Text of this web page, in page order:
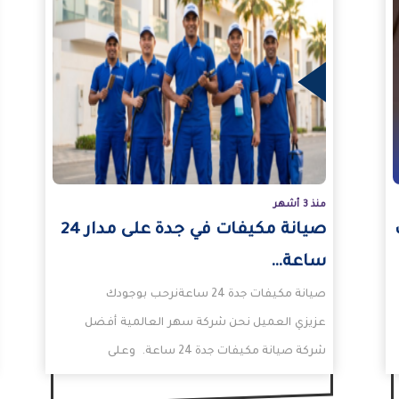
منذ 3 أشهر
صيانة مكيفات في جدة على مدار 24
ساعة…
صيانة مكيفات جدة 24 ساعةنرحب بوجودك
عزيزي العميل نحن شركة سهر العالمية أفضل
شركة صيانة مكيفات جدة 24 ساعة. وعلى